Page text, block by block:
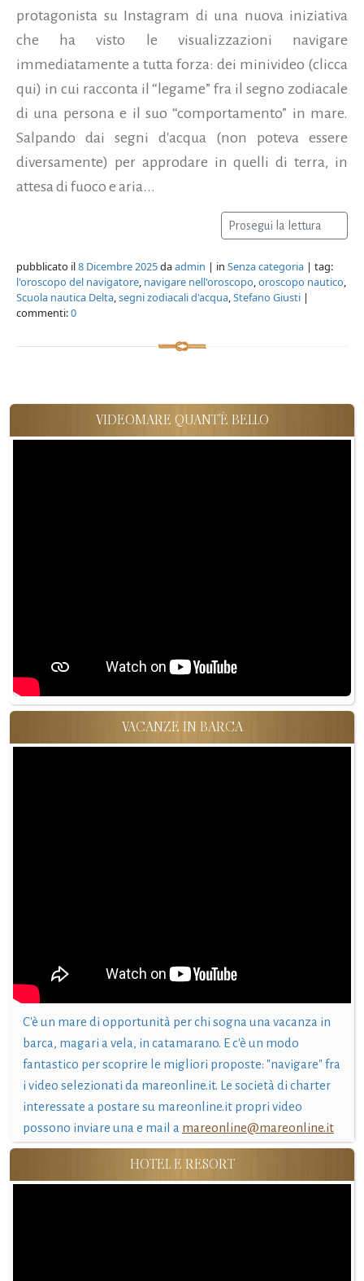
protagonista su Instagram di una nuova iniziativa
che ha visto le visualizzazioni navigare
immediatamente a tutta forza: dei minivideo (clicca
qui) in cui racconta il “legame” fra il segno zodiacale
di una persona e il suo “comportamento” in mare.
Salpando dai segni d'acqua (non poteva essere
diversamente) per approdare in quelli di terra, in
attesa di fuoco e aria...
Prosegui la lettura
pubblicato il8 Dicembre 2025daadmin | in Senza categoria | tag:
l'oroscopo del navigatore, navigare nell'oroscopo,oroscopo nautico,
Scuola nautica Delta,segni zodiacali d'acqua,Stefano Giusti |
commenti:0
VIDEOMARE QUANT'È BELLO
VACANZE IN BARCA
C'è un mare di opportunità per chi sogna una vacanza in
barca, magari a vela, in catamarano. E c'è un modo
fantastico per scoprire le migliori proposte: "navigare" fra
i video selezionati da mareonline.it. Le società di charter
interessate a postare su mareonline.it propri video
possono inviare una e mail a mareonline@mareonline.it
HOTEL E RESORT